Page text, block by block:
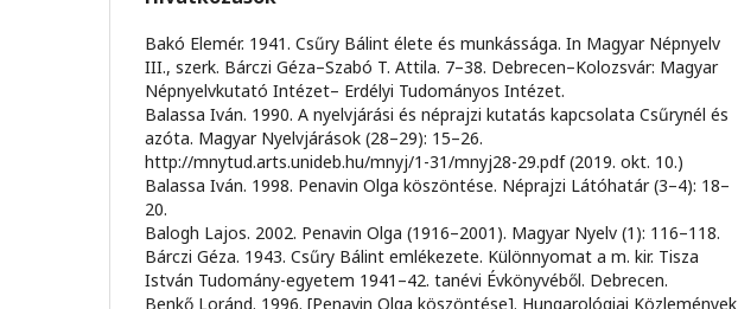
Bakó Elemér. 1941. Csűry Bálint élete és munkássága. In Magyar Népnyelv
III., szerk. Bárczi Géza–Szabó T. Attila. 7–38. Debrecen–Kolozsvár: Magyar
Népnyelvkutató Intézet– Erdélyi Tudományos Intézet.
Balassa Iván. 1990. A nyelvjárási és néprajzi kutatás kapcsolata Csűrynél és
azóta. Magyar Nyelvjárások (28–29): 15–26.
http://mnytud.arts.unideb.hu/mnyj/1-31/mnyj28-29.pdf (2019. okt. 10.)
Balassa Iván. 1998. Penavin Olga köszöntése. Néprajzi Látóhatár (3–4): 18–
20.
Balogh Lajos. 2002. Penavin Olga (1916–2001). Magyar Nyelv (1): 116–118.
Bárczi Géza. 1943. Csűry Bálint emlékezete. Különnyomat a m. kir. Tisza
István Tudomány-egyetem 1941–42. tanévi Évkönyvéből. Debrecen.
Benkő Loránd. 1996. [Penavin Olga köszöntése]. Hungarológiai Közlemények